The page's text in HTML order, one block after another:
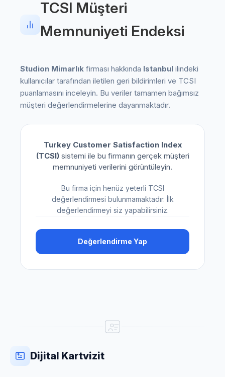
TCSI Müşteri
Memnuniyeti Endeksi
Studion Mimarlık firması hakkında Istanbul ilindeki
kullanıcılar tarafından iletilen geri bildirimleri ve TCSI
puanlamasını inceleyin. Bu veriler tamamen bağımsız
müşteri değerlendirmelerine dayanmaktadır.
Turkey Customer Satisfaction Index
(TCSI)sistemi ile bu firmanın gerçek müşteri
memnuniyeti verilerini görüntüleyin.
Bu firma için henüz yeterli TCSI
değerlendirmesi bulunmamaktadır. İlk
değerlendirmeyi siz yapabilirsiniz.
Değerlendirme Yap
Dijital Kartvizit